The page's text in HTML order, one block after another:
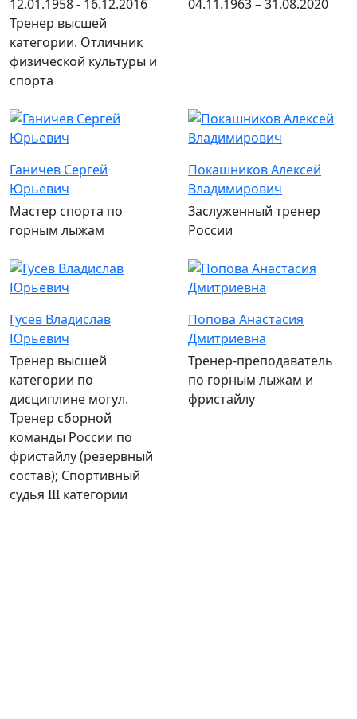
12.01.1958 - 16.12.2016
Тренер высшей
категории. Отличник
физической культуры и
спорта
04.11.1963 – 31.08.2020
Ганичев Сергей
Юрьевич
Мастер спорта по
горным лыжам
Покашников Алексей
Владимирович
Заслуженный тренер
России
Гусев Владислав
Юрьевич
Тренер высшей
категории по
дисциплине могул.
Тренер сборной
команды России по
фристайлу (резервный
состав); Спортивный
судья III категории
Попова Анастасия
Дмитриевна
Тренер-преподаватель
по горным лыжам и
фристайлу